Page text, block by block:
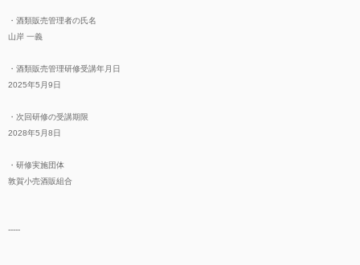
・酒類販売管理者の氏名
山岸 一義
・酒類販売管理研修受講年月日
2025年5月9日
・次回研修の受講期限
2028年5月8日
・研修実施団体
敦賀小売酒販組合
-----